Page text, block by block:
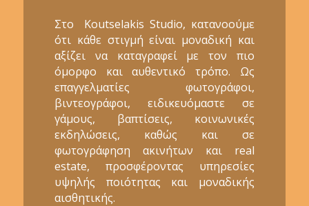
Στο Koutselakis Studio, κατανοούμε
ότι κάθε στιγμή είναι μοναδική και
αξίζει να καταγραφεί με τον πιο
όμορφο και αυθεντικό τρόπο. Ως
επαγγελματίες φωτογράφοι,
βιντεογράφοι, ειδικευόμαστε σε
γάμους, βαπτίσεις, κοινωνικές
εκδηλώσεις, καθώς και σε
φωτογράφηση ακινήτων και real
estate, προσφέροντας υπηρεσίες
υψηλής ποιότητας και μοναδικής
αισθητικής.